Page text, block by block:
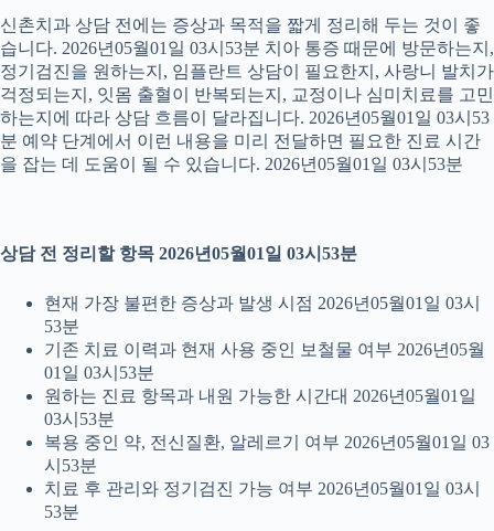
신촌치과 상담 전에는 증상과 목적을 짧게 정리해 두는 것이 좋
습니다. 2026년05월01일 03시53분 치아 통증 때문에 방문하는지,
정기검진을 원하는지, 임플란트 상담이 필요한지, 사랑니 발치가
걱정되는지, 잇몸 출혈이 반복되는지, 교정이나 심미치료를 고민
하는지에 따라 상담 흐름이 달라집니다. 2026년05월01일 03시53
분 예약 단계에서 이런 내용을 미리 전달하면 필요한 진료 시간
을 잡는 데 도움이 될 수 있습니다. 2026년05월01일 03시53분
상담 전 정리할 항목 2026년05월01일 03시53분
현재 가장 불편한 증상과 발생 시점 2026년05월01일 03시
53분
기존 치료 이력과 현재 사용 중인 보철물 여부 2026년05월
01일 03시53분
원하는 진료 항목과 내원 가능한 시간대 2026년05월01일
03시53분
복용 중인 약, 전신질환, 알레르기 여부 2026년05월01일 03
시53분
치료 후 관리와 정기검진 가능 여부 2026년05월01일 03시
53분